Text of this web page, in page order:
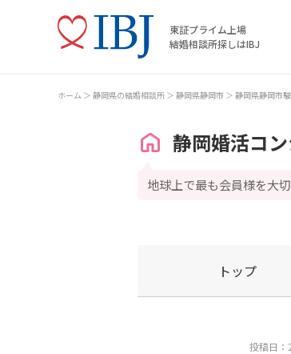
東証プライム上場
結婚相談所探しはIBJ
ホーム 静岡県の結婚相談所 静岡県静岡市 静岡県静岡市
静岡婚活コ
地球上で最も会員様を大
トップ
投稿日